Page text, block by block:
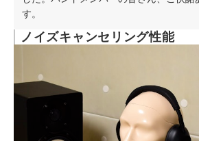
す。
ノイズキャンセリング性能